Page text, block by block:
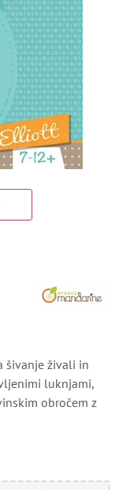
šivanje živali in
luknjami,
obročem z